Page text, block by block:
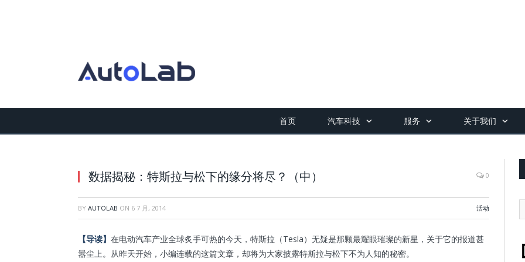
首页 汽车科技 服务 关于我们
数据揭秘：特斯拉与松下的缘分将尽？（中） 0
BY AUTOLAB ON 6 7 月, 2014 活动
【导读】 在电动汽车产业全球炙手可热的今天，特斯拉（Tesla）无疑是那颗最耀眼璀璨的新星，关于它的报道甚
嚣尘上。从昨天开始，小编连载的这篇文章，却将为大家披露特斯拉与松下不为人知的秘密。